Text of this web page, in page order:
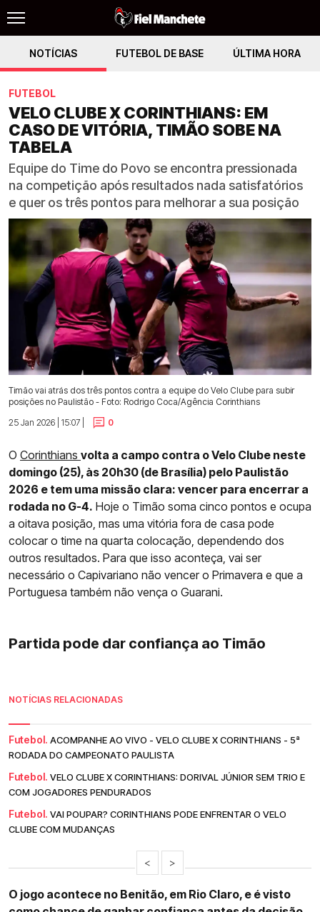
NOTÍCIAS FUTEBOL DE BASE ÚLTIMA HORA
FUTEBOL
VELO CLUBE X CORINTHIANS: EM
CASO DE VITÓRIA, TIMÃO SOBE NA
TABELA
Equipe do Time do Povo se encontra pressionada
na competição após resultados nada satisfatórios
e quer os três pontos para melhorar a sua posição
Timão vai atrás dos três pontos contra a equipe do Velo Clube para subir
posições no Paulistão - Foto: Rodrigo Coca/Agência Corinthians
25 Jan 2026 | 15:07 |
0
O Corinthians volta a campo contra o Velo Clube neste
domingo (25), às 20h30 (de Brasília) pelo Paulistão
2026 e tem uma missão clara: vencer para encerrar a
rodada no G-4. Hoje o Timão soma cinco pontos e ocupa
a oitava posição, mas uma vitória fora de casa pode
colocar o time na quarta colocação, dependendo dos
outros resultados. Para que isso aconteça, vai ser
necessário o Capivariano não vencer o Primavera e que a
Portuguesa também não vença o Guarani.
Partida pode dar confiança ao Timão
NOTÍCIAS RELACIONADAS
Futebol. ACOMPANHE AO VIVO - VELO CLUBE X CORINTHIANS - 5ª
RODADA DO CAMPEONATO PAULISTA
Futebol. VELO CLUBE X CORINTHIANS: DORIVAL JÚNIOR SEM TRIO E
COM JOGADORES PENDURADOS
Futebol. VAI POUPAR? CORINTHIANS PODE ENFRENTAR O VELO
CLUBE COM MUDANÇAS
< >
O jogo acontece no Benitão, em Rio Claro, e é visto